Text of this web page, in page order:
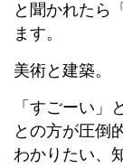
と聞かれたら
ます。
美術と建築。
「すごーい」
との方が圧倒
わかりたい、